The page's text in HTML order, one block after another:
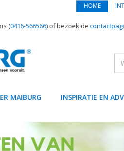
HOME
(0416-566566) of bezoek de
MAIBURG INSPIRATIE EN